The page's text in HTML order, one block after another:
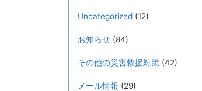
Uncategorized (12)
お知らせ (84)
その他の災害救援対策 (42)
メール情報 (29)